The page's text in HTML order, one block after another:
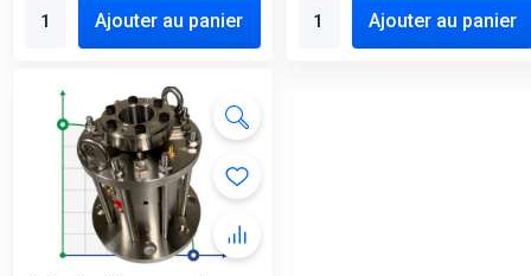
Ajouter au panier Ajouter au panier